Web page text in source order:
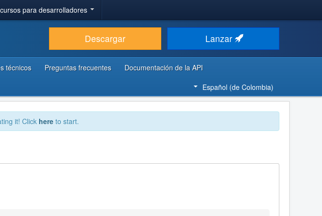
para desarrolladores
Descargar Lanzar
técnicos Preguntas frecuentes
Documentación de la API
Español (de Colombia)
it! Click here to start.